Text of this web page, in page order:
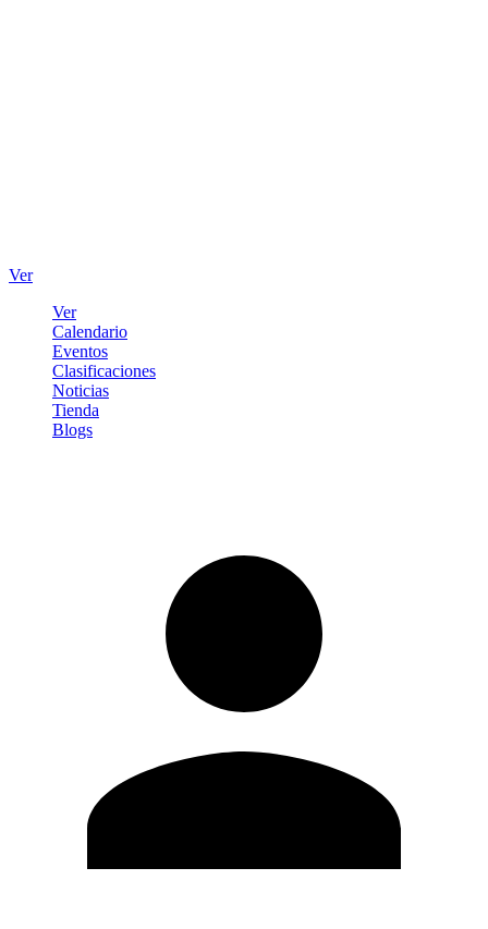
Ver
Ver
Calendario
Eventos
Clasificaciones
Noticias
Tienda
Blogs